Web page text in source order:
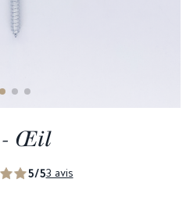
- Œil
5/53 avis